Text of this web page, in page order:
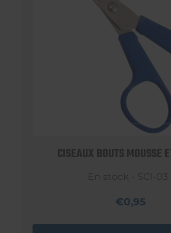
CISEAUX BOUTS MOUSSE
En stock - SCI-03
€0,95